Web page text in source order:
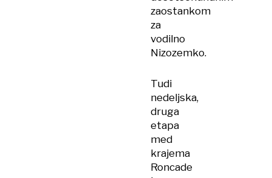
zaostankom
za
vodilno
Nizozemko.
Tudi
nedeljska,
druga
etapa
med
krajema
Roncade